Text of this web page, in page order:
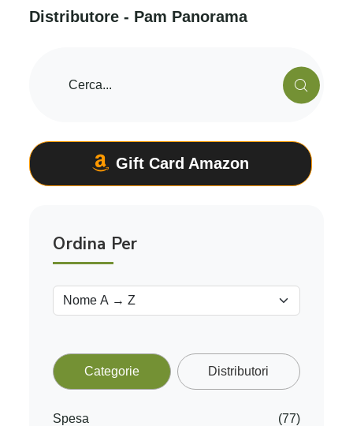
Distri butore - Pam Panorama
Gift Card Amazon
Ordina Per
Categorie Distributori
Spesa (77)